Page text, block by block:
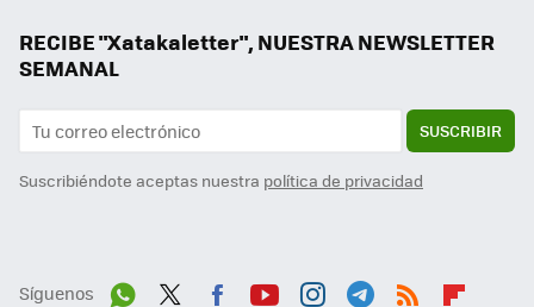
RECIBE "Xatakaletter", NUESTRA NEWSLETTER
SEMANAL
SUSCRIBIR
Suscribiéndote aceptas nuestra política de privacidad
Síguenos